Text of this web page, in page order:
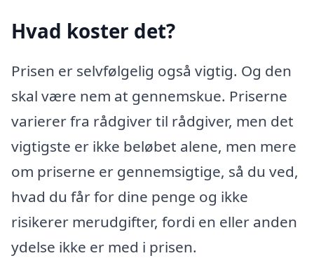
Hvad koster det?
Prisen er selvfølgelig også vigtig. Og den
skal være nem at gennemskue. Priserne
varierer fra rådgiver til rådgiver, men det
vigtigste er ikke beløbet alene, men mere
om priserne er gennemsigtige, så du ved,
hvad du får for dine penge og ikke
risikerer merudgifter, fordi en eller anden
ydelse ikke er med i prisen.